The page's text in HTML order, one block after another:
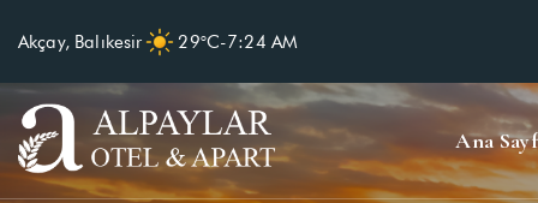
Akçay, Balıkesir 29°C-7:24 AM
Ana